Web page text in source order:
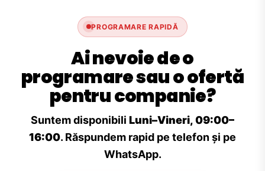
PROGRAMARE RAPIDĂ
Ai nevoie de o
programare sau o ofertă
pentru companie?
Suntem disponibili Luni–Vineri, 09:00–
16:00. Răspundem rapid pe telefon și pe
WhatsApp.